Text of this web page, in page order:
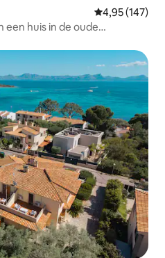
Gemiddelde
4,95 (147)
een huis in de oude